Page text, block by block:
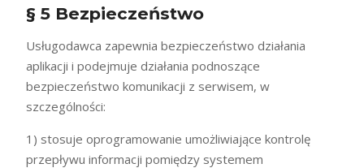
§ 5 Bezpieczeństwo
Usługodawca zapewnia bezpieczeństwo działania
aplikacji i podejmuje działania podnoszące
bezpieczeństwo komunikacji z serwisem, w
szczególności:
1) stosuje oprogramowanie umożliwiające kontrolę
przepływu informacji pomiędzy systemem